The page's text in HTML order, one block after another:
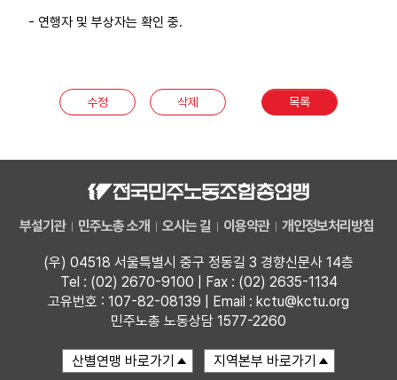
- 연행자 및 부상자는 확인 중.
수정 삭제 목록
부설기관 민주노총 소개 오시는 길 이용약관 개인정보처리방침
(우) 04518 서울특별시 중구 정동길 3 경향신문사 14층
Tel : (02) 2670-9100 | Fax : (02) 2635-1134
고유번호 : 107-82-08139 | Email : kctu@kctu.org
민주노총 노동상담 1577-2260
업무